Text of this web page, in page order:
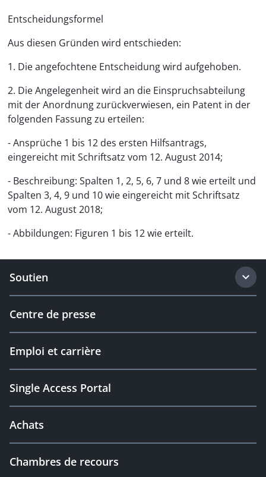
Entscheidungsformel
Aus diesen Gründen wird entschieden:
1. Die angefochtene Entscheidung wird aufgehoben.
2. Die Angelegenheit wird an die Einspruchsabteilung
mit der Anordnung zurückverwiesen, ein Patent in der
folgenden Fassung zu erteilen:
- Ansprüche 1 bis 12 des ersten Hilfsantrags,
eingereicht mit Schriftsatz vom 12. August 2014;
- Beschreibung: Spalten 1, 2, 5, 6, 7 und 8 wie erteilt und
Spalten 3, 4, 9 und 10 wie eingereicht mit Schriftsatz
vom 12. August 2018;
- Abbildungen: Figuren 1 bis 12 wie erteilt.
Soutien
Centre de presse
Emploi et carrière
Single Access Portal
Achats
Chambres de recours